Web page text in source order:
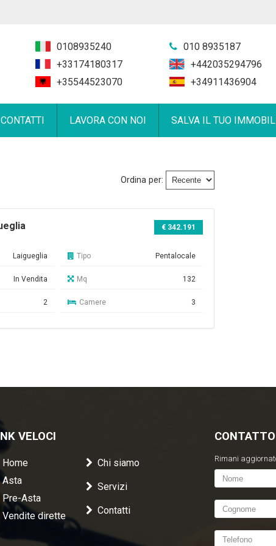
0108935240
+33174180317
+35544523070
010 8935187
+442035294796
+34911436904
CONTATTI LAVORA CON NOI SALVA IL TUO
Ordina per:
€ 342.191
Laigueglia Tipo Pentalocale
In Vendita Mq 132
2 Camere 3
VELOCI
Home
Asta
Pre-Asta
Vendite dirette
Chi siamo
Servizi
Contatti
Rimani